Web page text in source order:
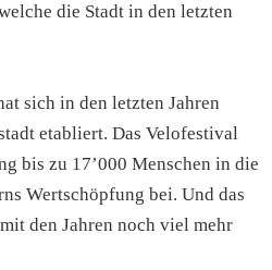
die Stadt in den letzten
sich in den letzten Jahren
etabliert. Das Velofestival
bis zu 17’000 Menschen in die
Wertschöpfung bei. Und das
den Jahren noch viel mehr